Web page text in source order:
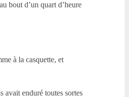
bout d’un quart d’heure
à la casquette, et
avait enduré toutes sortes